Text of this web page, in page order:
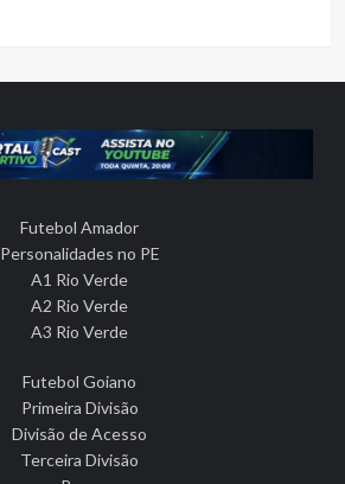
Futebol Amador
Personalidades no PE
A1 Rio Verde
A2 Rio Verde
A3 Rio Verde
Futebol Goiano
Primeira Divisão
Divisão de Acesso
Terceira Divisão